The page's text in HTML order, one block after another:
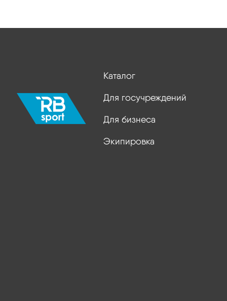
Каталог
Для госучреждений
Для бизнеса
Экипировка